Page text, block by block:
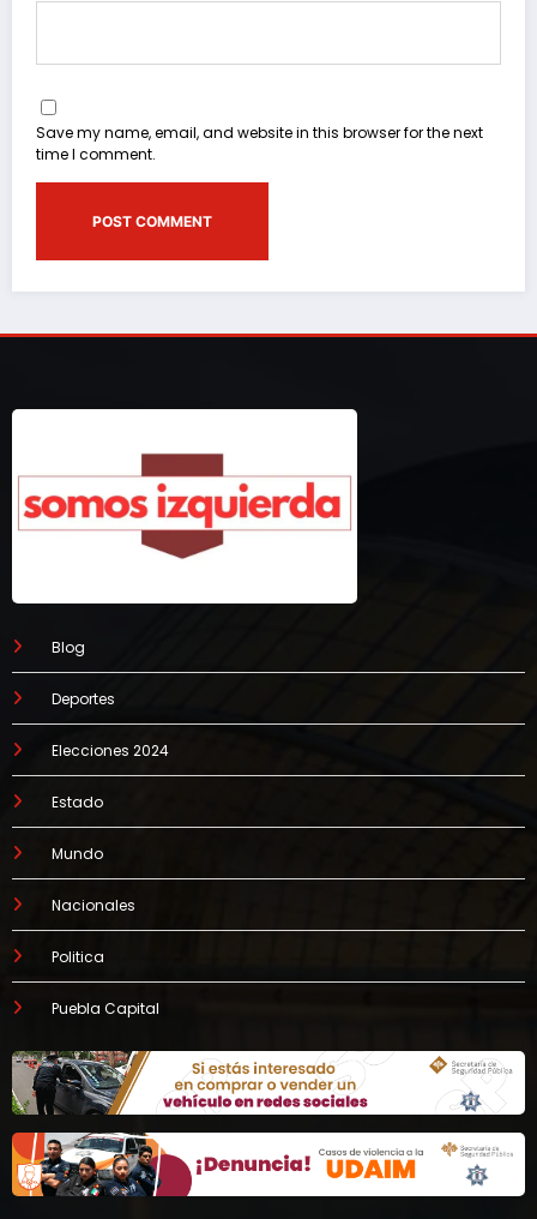
Save my name, email, and website in this browser for the next
time I comment.
Blog
Deportes
Elecciones 2024
Estado
Mundo
Nacionales
Politica
Puebla Capital